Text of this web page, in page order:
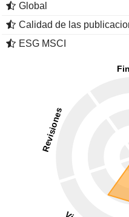
Global
Calidad de las
ESG MSCI